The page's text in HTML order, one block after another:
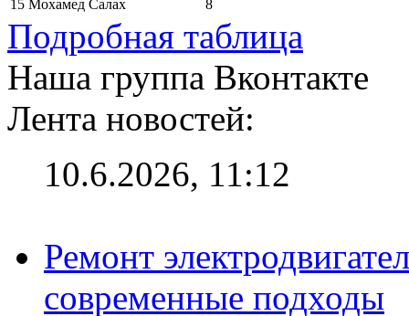
15 Мохамед Салах 8
Подробная таблица
Наша группа Вконтакте
Лента новостей:
10.6.2026, 11:12
Ремонт
современные подходы